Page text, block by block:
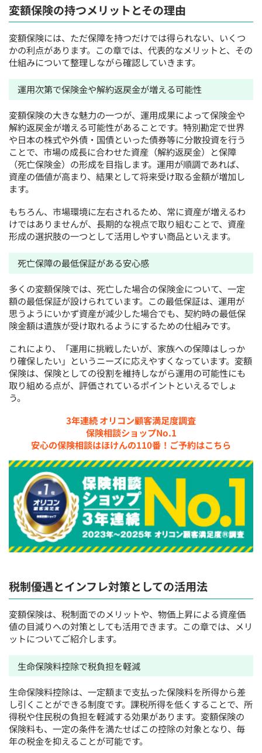
変額保険の持つメリットとその理由
変額保険には、ただ保障を持つだけでは得られない、いくつ
かの利点があります。この章では、代表的なメリットと、その
仕組みについて整理しながら確認していきます。
運用次第で保険金や解約返戻金が増える可能性
変額保険の大きな魅力の一つが、運用成果によって保険金や
解約返戻金が増える可能性があることです。特別勘定で世界
や日本の株式や外債・国債といった債券等に分散投資を行う
ことで、市場の成長に合わせた資産（解約返戻金）と保障
（死亡保険金）の形成を目指します。運用が順調であれば、
資産の価値が高まり、結果として将来受け取る金額が増加し
ます。
もちろん、市場環境に左右されるため、常に資産が増えるわ
けではありませんが、長期的な視点で取り組むことで、資産
形成の選択肢の一つとして活用しやすい商品といえます。
死亡保障の最低保証がある安心感
多くの変額保険では、死亡した場合の保険金について、一定
額の最低保証が設けられています。この最低保証は、運用が
思うようにいかず資産が減少した場合でも、契約時の最低保
険金額は遺族が受け取れるようにするための仕組みです。
これにより、「運用に挑戦したいが、家族への保障はしっか
り確保したい」というニーズに応えやすくなっています。変額
保険は、保険としての役割を維持しながら運用の可能性にも
取り組める点が、評価されているポイントといえるでしょ
う。
3年連続 オリコン顧客満足度調査
保険相談ショップNo.1
安心の保険相談はほけんの110番！ご予約はこちら
税制優遇とインフレ対策としての活用法
変額保険は、税制面でのメリットや、物価上昇による資産価
値の目減りへの対策としても活用できます。この章では、メリ
ットについてご紹介します。
生命保険料控除で税負担を軽減
生命保険料控除は、一定額まで支払った保険料を所得から差
し引くことができる制度です。課税所得を低くすることで、所
得税や住民税の負担を軽減する効果があります。変額保険の
保険料も、一定の条件を満たせばこの控除の対象となり、毎
年の税金を抑えることが可能です。